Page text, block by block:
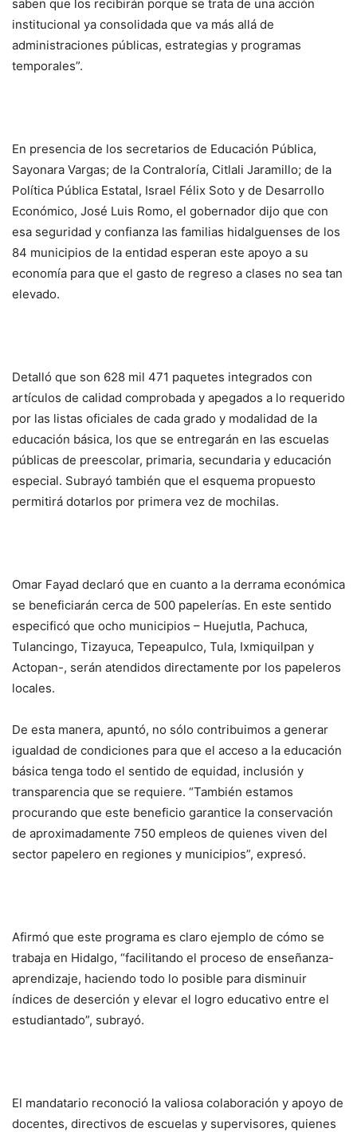
saben que los recibirán porque se trata de una acción
institucional ya consolidada que va más allá de
administraciones públicas, estrategias y programas
temporales”.
En presencia de los secretarios de Educación Pública,
Sayonara Vargas; de la Contraloría, Citlali Jaramillo; de la
Política Pública Estatal, Israel Félix Soto y de Desarrollo
Económico, José Luis Romo, el gobernador dijo que con
esa seguridad y confianza las familias hidalguenses de los
84 municipios de la entidad esperan este apoyo a su
economía para que el gasto de regreso a clases no sea tan
elevado.
Detalló que son 628 mil 471 paquetes integrados con
artículos de calidad comprobada y apegados a lo requerido
por las listas oficiales de cada grado y modalidad de la
educación básica, los que se entregarán en las escuelas
públicas de preescolar, primaria, secundaria y educación
especial. Subrayó también que el esquema propuesto
permitirá dotarlos por primera vez de mochilas.
Omar Fayad declaró que en cuanto a la derrama económica
se beneficiarán cerca de 500 papelerías. En este sentido
especificó que ocho municipios – Huejutla, Pachuca,
Tulancingo, Tizayuca, Tepeapulco, Tula, Ixmiquilpan y
Actopan-, serán atendidos directamente por los papeleros
locales.
De esta manera, apuntó, no sólo contribuimos a generar
igualdad de condiciones para que el acceso a la educación
básica tenga todo el sentido de equidad, inclusión y
transparencia que se requiere. “También estamos
procurando que este beneficio garantice la conservación
de aproximadamente 750 empleos de quienes viven del
sector papelero en regiones y municipios”, expresó.
Afirmó que este programa es claro ejemplo de cómo se
trabaja en Hidalgo, “facilitando el proceso de enseñanza-
aprendizaje, haciendo todo lo posible para disminuir
índices de deserción y elevar el logro educativo entre el
estudiantado”, subrayó.
El mandatario reconoció la valiosa colaboración y apoyo de
docentes, directivos de escuelas y supervisores, quienes